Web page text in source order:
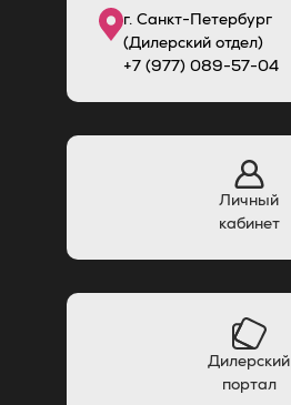
г. Санкт-Петербург
(Дилерский отдел)
+7 (977) 089-57-04
Личный
кабинет
Дилерский
портал